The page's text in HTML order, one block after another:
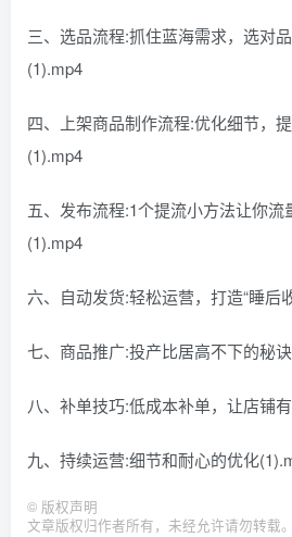
三、选品流程:抓住蓝海需求，选对
(1).mp4
四、上架商品制作流程:优化细节，
(1).mp4
五、发布流程:1个提流小方法让你流
(1).mp4
六、自动发货:轻松运营，打造“睡后
七、商品推广:投产比居高不下的秘
八、补单技巧:低成本补单，让店铺
九、持续运营:细节和耐心的优化
© 版权声明
文章版权归作者所有，未经允许请勿转载。